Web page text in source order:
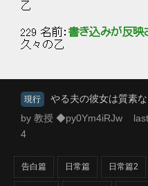
乙
229 名前： 書き込みが反映
久々の乙
現行
やる夫の彼女は質素
by 教授 ◆py0Ym4iRJw last
4
告白篇 日常篇 日常篇2